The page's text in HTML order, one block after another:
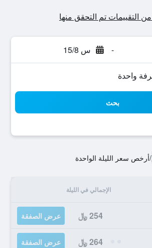
- س 15/8
بحث
/أرخص سعر الليلة الواحدة
الإجمالي في الليلة
254 ﷼ عرض الصفقة
264 ﷼ عرض الصفقة